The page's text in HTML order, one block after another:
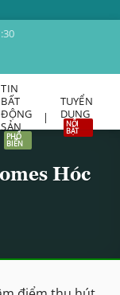
TIN
BẤT
ĐỘNG
SẢN
|
TUYỂN
DỤNG
Hóc